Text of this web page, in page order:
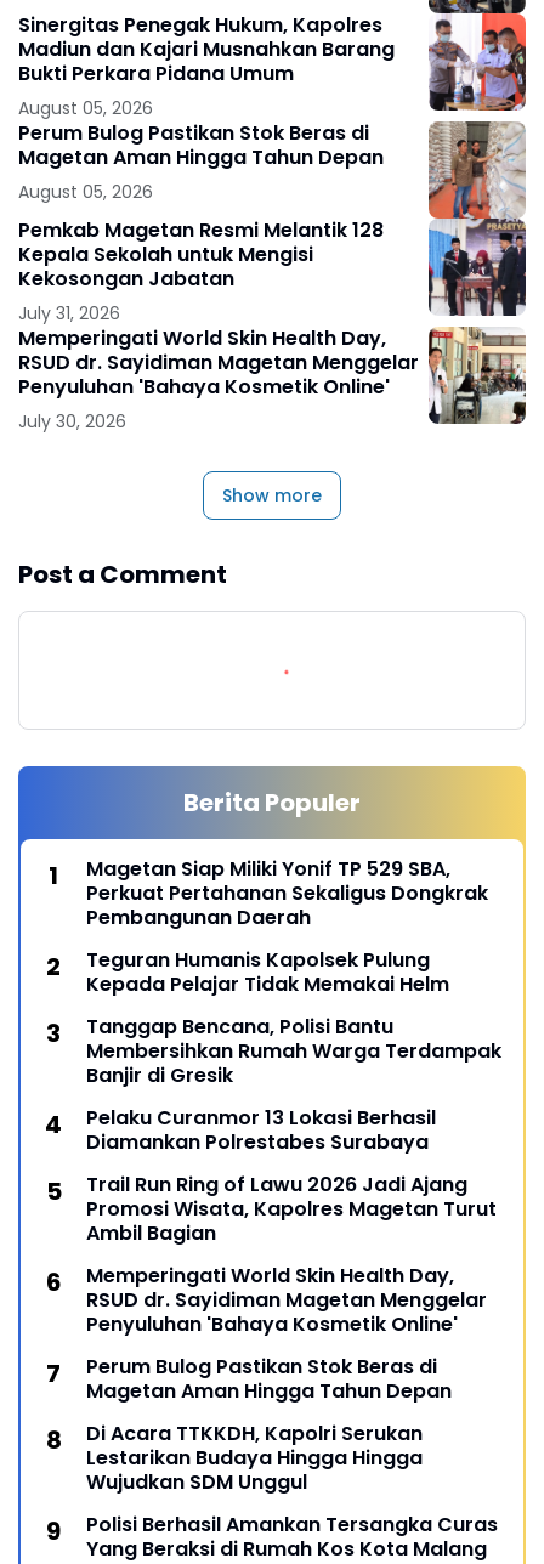
Sinergitas Penegak Hukum, Kapolres
Madiun dan Kajari Musnahkan Barang
Bukti Perkara Pidana Umum
August 05, 2026
Perum Bulog Pastikan Stok Beras di
Magetan Aman Hingga Tahun Depan
August 05, 2026
Pemkab Magetan Resmi Melantik 128
Kepala Sekolah untuk Mengisi
Kekosongan Jabatan
July 31, 2026
Memperingati World Skin Health Day,
RSUD dr. Sayidiman Magetan Menggelar
Penyuluhan 'Bahaya Kosmetik Online'
July 30, 2026
Show more
Post a Comment
Berita Populer
Magetan Siap Miliki Yonif TP 529 SBA,
Perkuat Pertahanan Sekaligus Dongkrak
Pembangunan Daerah
Teguran Humanis Kapolsek Pulung
Kepada Pelajar Tidak Memakai Helm
Tanggap Bencana, Polisi Bantu
Membersihkan Rumah Warga Terdampak
Banjir di Gresik
Pelaku Curanmor 13 Lokasi Berhasil
Diamankan Polrestabes Surabaya
Trail Run Ring of Lawu 2026 Jadi Ajang
Promosi Wisata, Kapolres Magetan Turut
Ambil Bagian
Memperingati World Skin Health Day,
RSUD dr. Sayidiman Magetan Menggelar
Penyuluhan 'Bahaya Kosmetik Online'
Perum Bulog Pastikan Stok Beras di
Magetan Aman Hingga Tahun Depan
Di Acara TTKKDH, Kapolri Serukan
Lestarikan Budaya Hingga Hingga
Wujudkan SDM Unggul
Polisi Berhasil Amankan Tersangka Curas
Yang Beraksi di Rumah Kos Kota Malang